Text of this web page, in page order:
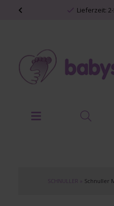
SCHNULLER Schnuller